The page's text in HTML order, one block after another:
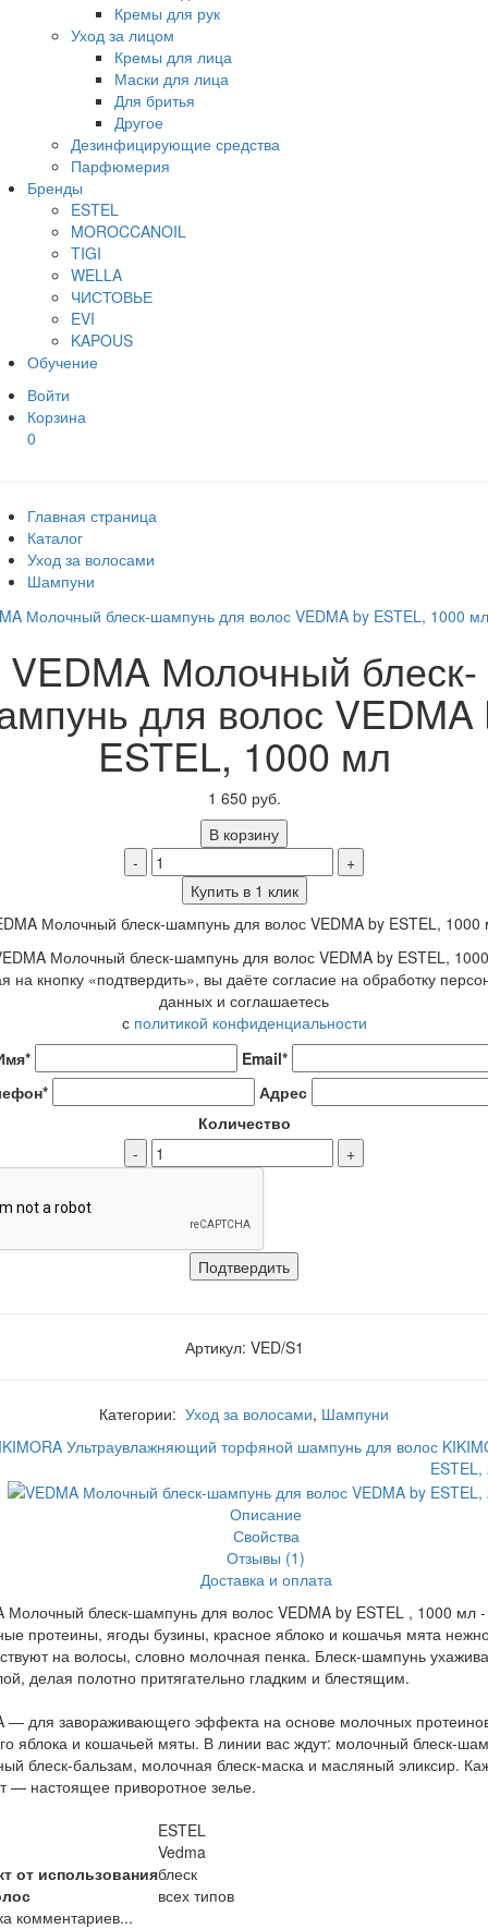
Кремы для рук
Уход за лицом
Кремы для лица
Маски для лица
Для бритья
Другое
Дезинфицирующие средства
Парфюмерия
Бренды
ESTEL
MOROCCANOIL
TIGI
WELLA
ЧИСТОВЬЕ
EVI
KAPOUS
Обучение
Войти
Корзина
0
Главная страница
Каталог
Уход за волосами
Шампуни
VEDMA Молочный блеск-
для волос VEDMA
ESTEL, 1000 мл
1 650 руб.
В корзину
-
+
Купить в 1 клик
Молочный блеск-шампунь для волос VEDMA by ESTEL, 1000
на кнопку «подтвердить», вы даёте согласие на обработку
данных и соглашаетесь
с политикой конфиденциальности
Email*
Адрес
Количество
-
+
Артикул: VED/S1
Категории: Уход за волосами, Шампуни
Описание
Свойства
Отзывы (1)
Доставка и оплата
Молочный блеск-шампунь для волос VEDMA by ESTEL , 1000 мл -
протеины, ягоды бузины, красное яблоко и кошачья мята
на волосы, словно молочная пенка. Блеск-шампунь
делая полотно притягательно гладким и блестящим.
— для завораживающего эффекта на основе молочных
яблока и кошачьей мяты. В линии вас ждут: молочный блеск-
блеск-бальзам, молочная блеск-маска и масляный эликсир.
— настоящее приворотное зелье.
ESTEL
Vedma
от использованияблеск
всех типов
комментариев...